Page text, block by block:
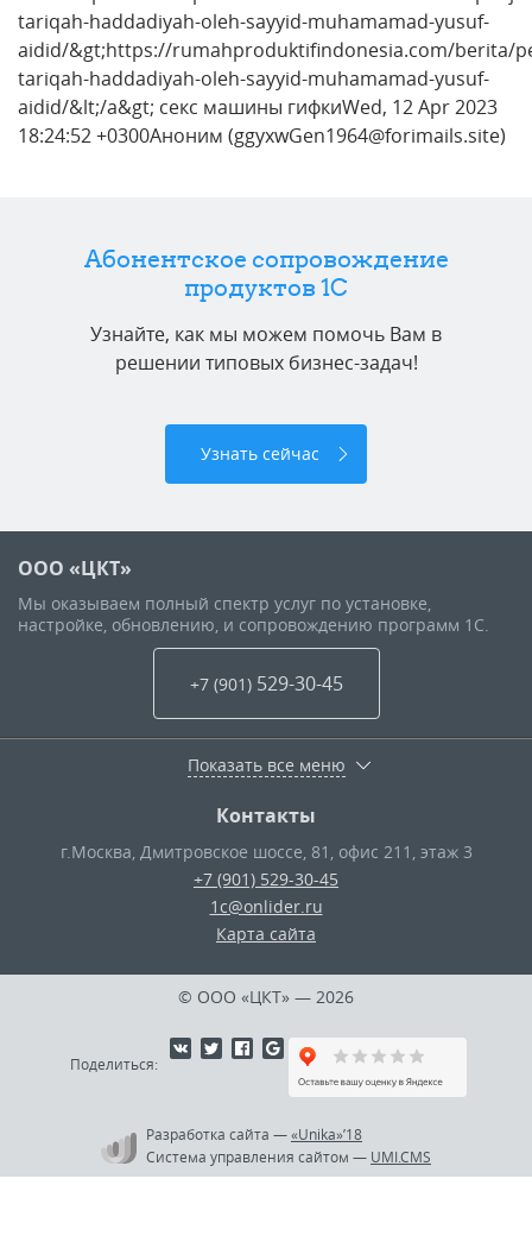
tariqah-haddadiyah-oleh-sayyid-muhamamad-yusuf-
aidid/&gt;https://rumahproduktifindonesia.com/berita/
tariqah-haddadiyah-oleh-sayyid-muhamamad-yusuf-
aidid/&lt;/a&gt; секс машины гифкиWed, 12 Apr 2023
18:24:52 +0300Аноним (ggyxwGen1964@forimails.site)
Абонентское сопровождение
продуктов 1C
Узнайте, как мы можем помочь Вам в
решении типовых бизнес-задач!
Узнать сейчас
ООО «ЦКТ»
Мы оказываем полный спектр услуг по установке,
настройке, обновлению, и сопровождению программ 1С.
+7 (901) 529-30-45
Показать все меню
Контакты
г.Москва Дмитровское шоссе, 81, офис 211, этаж 3
+7 (901) 529-30-45
1c@onlider.ru
Карта сайта
© ООО «ЦКТ» — 2026
Поделиться:
Разработка сайта —«Unika»’18
Система управления сайтом — UMI.CMS